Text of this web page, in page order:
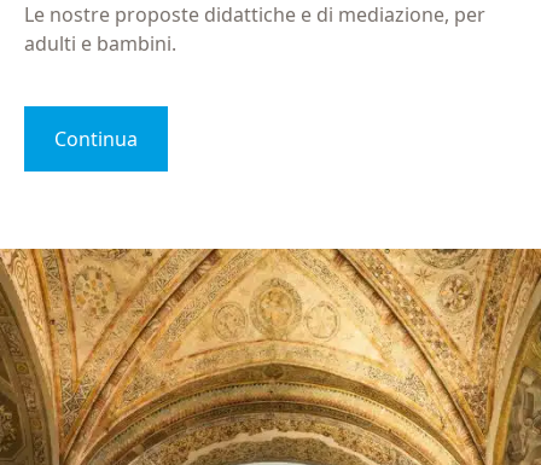
Le nostre proposte didattiche e di mediazione, per
adulti e bambini.
Continua